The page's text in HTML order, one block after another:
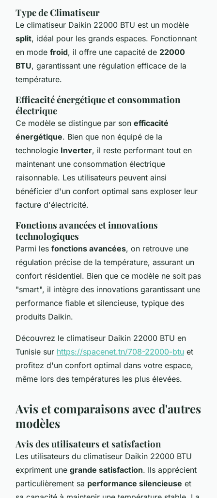
Type de Climatiseur
Le climatiseur Daikin 22000 BTU est un modèle
split, idéal pour les grands espaces. Fonctionnant
en mode froid, il offre une capacité de 22000
BTU, garantissant une régulation efficace de la
température.
Efficacité énergétique et consommation
électrique
Ce modèle se distingue par son efficacité
énergétique. Bien que non équipé de la
technologie Inverter, il reste performant tout en
maintenant une consommation électrique
raisonnable. Les utilisateurs peuvent ainsi
bénéficier d'un confort optimal sans exploser leur
facture d'électricité.
Fonctions avancées et innovations
technologiques
Parmi les fonctions avancées, on retrouve une
régulation précise de la température, assurant un
confort résidentiel. Bien que ce modèle ne soit pas
"smart", il intègre des innovations garantissant une
performance fiable et silencieuse, typique des
produits Daikin.
Découvrez le climatiseur Daikin 22000 BTU en
Tunisie sur https://spacenet.tn/708-22000-btu et
profitez d'un confort optimal dans votre espace,
même lors des températures les plus élevées.
Avis et comparaisons avec d'autres
modèles
Avis des utilisateurs et satisfaction
Les utilisateurs du climatiseur Daikin 22000 BTU
expriment une grande satisfaction. Ils apprécient
particulièrement sa performance silencieuse et